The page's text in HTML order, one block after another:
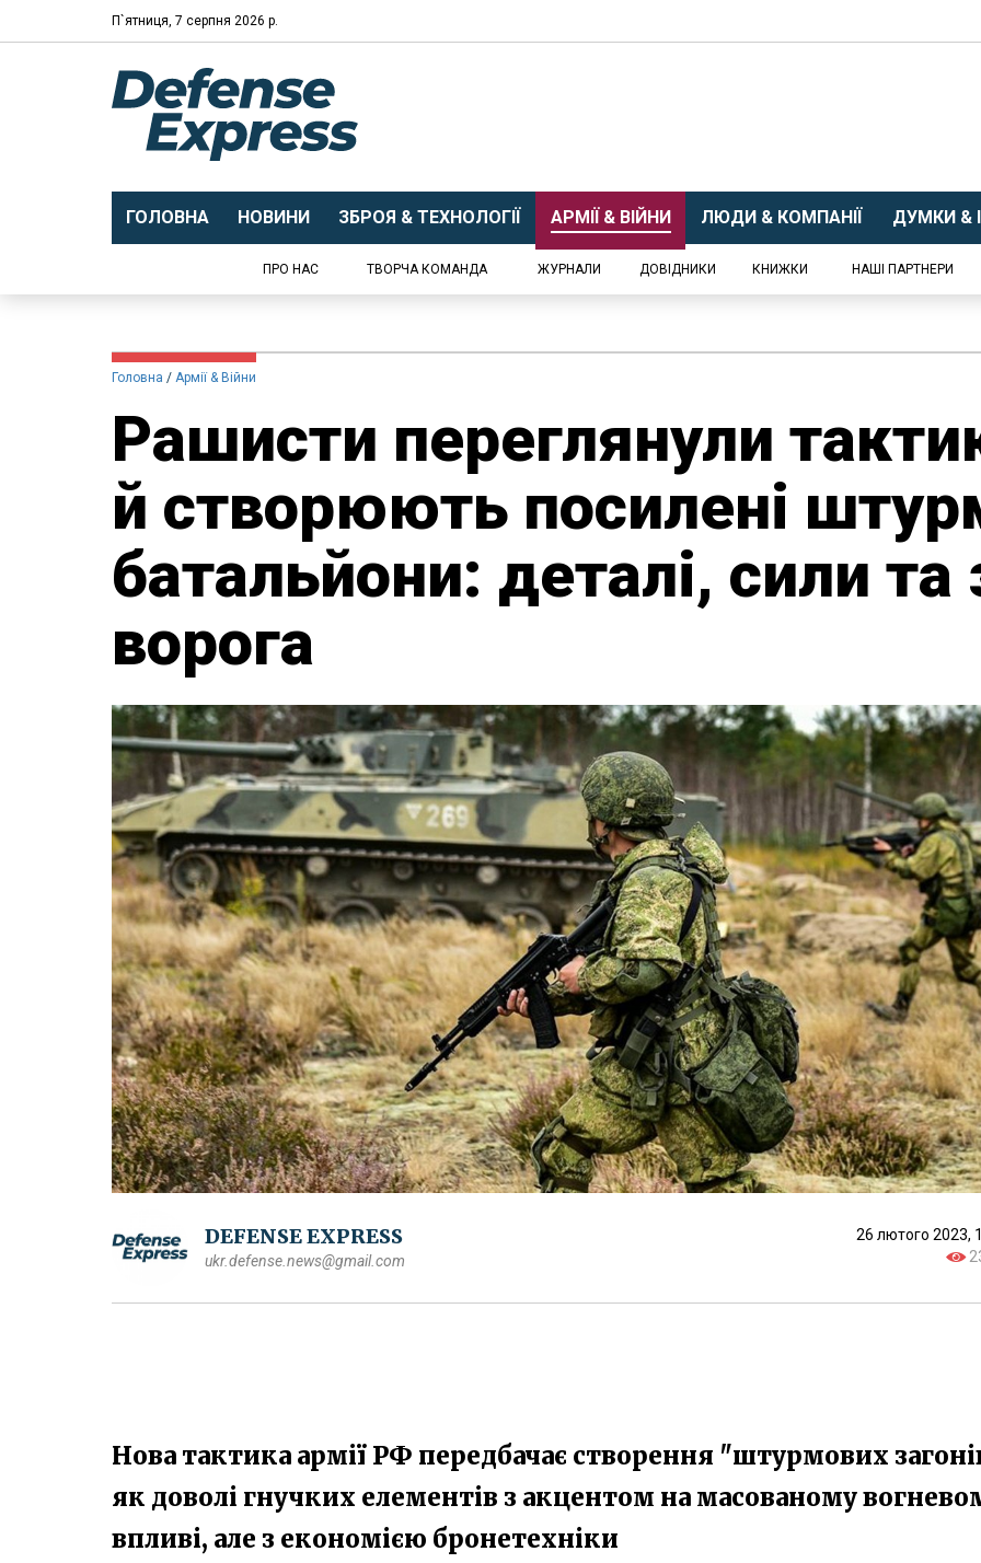
П`ятниця, 7 серпня 2026 р.
ГОЛОВНА НОВИНИ ЗБРОЯ & ТЕХНОЛОГІЇ АРМІЇ & ВІЙНИ ЛЮДИ & КОМПАНІЇ ДУМКИ &
ПРО НАС ТВОРЧА КОМАНДА ЖУРНАЛИ ДОВІДНИКИ КНИЖКИ НАШІ ПАРТНЕРИ
Головна Армії & Війни
Рашисти переглянули
й створюють посилені
батальйони: деталі, сили та
ворога
DEFENSE EXPRESS
ukr.defense.news@gmail.com
26 лютого 2023,
Нова тактика армії РФ передбачає створення "штурмових
як доволі гнучких елементів з акцентом на масованому
впливі, але з економією бронетехніки